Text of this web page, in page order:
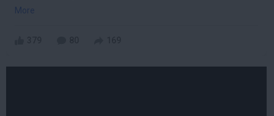
More